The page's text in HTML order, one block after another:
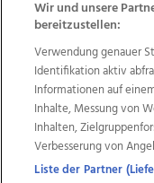
Weitere
TV1 di-mog-
Life Radio
OÖN Karriere
Regionaljobs
Wir und unsere
bereitzustellen:
Verwendung genauer
Identifikation aktiv
Informationen auf
Inhalte, Messung von
Inhalten,
Verbesserung von
Liste der Partner